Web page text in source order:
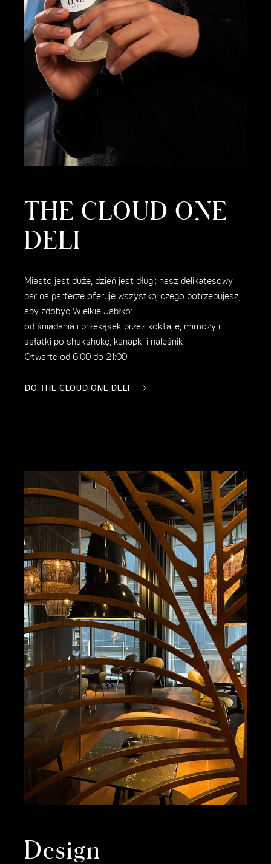
THE CLOUD ONE
DELI
Miasto jest duże, dzień jest długi: nasz delikatesowy
bar na parterze oferuje wszystko, czego potrzebujesz,
aby zdobyć Wielkie Jabłko:
od śniadania i przekąsek przez koktajle, mimozy i
sałatki po shakshukę, kanapki i naleśniki.
Otwarte od 6:00 do 21:00.
DO THE CLOUD ONE DELI
Design